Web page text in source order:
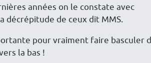
années on le constate avec
décrépitude de ceux dit MMS.
pour vraiment faire basculer
la bas !